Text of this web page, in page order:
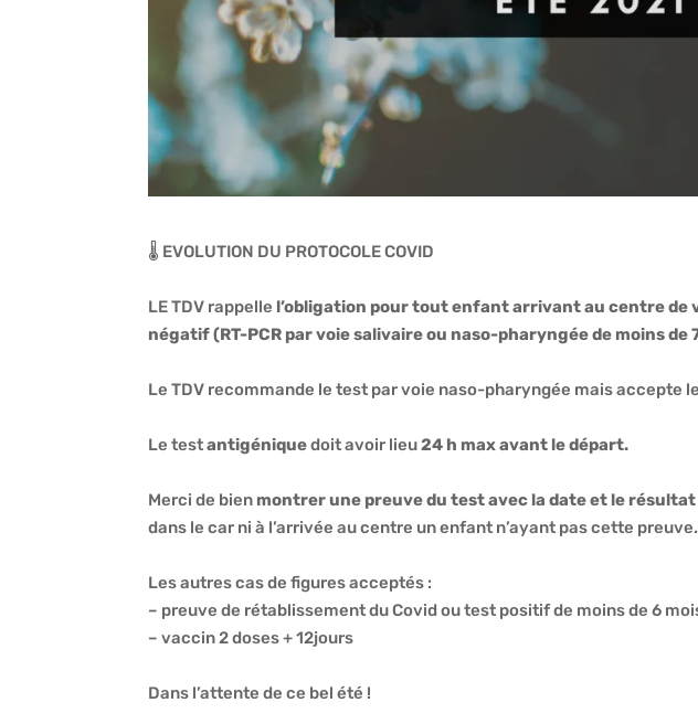
🌡 EVOLUTION DU PROTOCOLE COVID
LE TDV rappelle l’obligation pour tout enfant arrivant au centre de
négatif (RT-PCR par voie salivaire ou naso-pharyngée de moins
Le TDV recommande le test par voie naso-pharyngée mais accepte
Le testantigéniquedoit avoir lieu24 h max avant le départ.
Merci de bien montrer une preuve du test avec la date et le
dans le car ni à l’arrivée au centre un enfant n’ayant pas cette preuve.
Les autres cas de figures acceptés :
– preuve de rétablissement du Covid ou test positif de moins de 6
– vaccin 2 doses + 12jours
Dans l’attente de ce bel été !